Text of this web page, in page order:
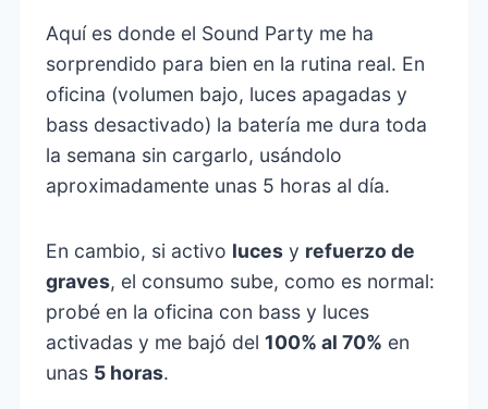
Aquí es donde el Sound Party me ha
sorprendido para bien en la rutina real. En
oficina (volumen bajo, luces apagadas y
bass desactivado) la batería me dura toda
la semana sin cargarlo, usándolo
aproximadamente unas 5 horas al día.
En cambio, si activo luces y refuerzo de
graves, el consumo sube, como es normal:
probé en la oficina con bass y luces
activadas y me bajó del 100% al 70% en
unas 5 horas.